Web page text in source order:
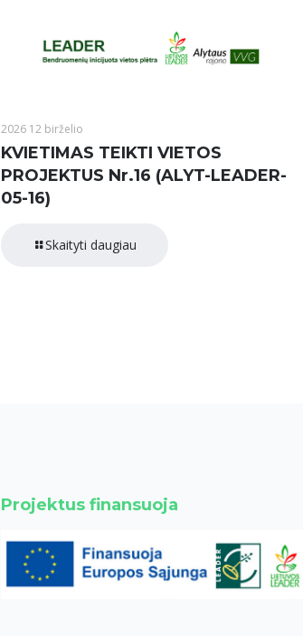
2026 12 birželio
KVIETIMAS TEIKTI VIETOS
PROJEKTUS Nr.16 (ALYT-LEADER-
05-16)
Skaityti daugiau
Projektus finansuoja